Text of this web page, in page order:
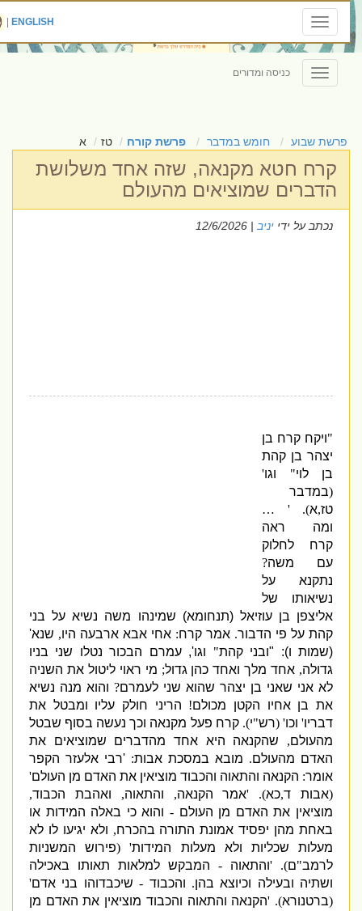
Toggle
navigation
ENGLISH
|
Toggle
navigation
כניסה ומדורים
פרשת שבוע חומש במדבר פרשת קורח טז א
קרח חטא מקנאה, שזה אחד משלושת
הדברים שמוציאים מהעולם
נכתב על ידייניב| 12/6/2026
ויקח קרח בן
יצהר בן קהת
בן לוי"
'
במדבר
,א). ' …
ומה ראה
קרח לחלוק
עם משה?
נתקנא על
נשיאותו של
אליצפן בן עוזיאל(תנחומא)שמינהו משה נשיא על בני
קהת על פי הדבור.אמר קרח:אחי אבא ארבעה היו,שנא'
שמות ו): " ובני קהת"וגו ',עמרם הבכור נטלו שני בניו
גדולה,אחד מלך ואחד כהן גדול;מי ראוי ליטול את השניה
לא אני שאני בן יצהר שהוא שני לעמרם?והוא מנה נשיא
את בן אחיו הקטן מכולם!הריני חולק עליו ומבטל את
דבריו'וכו' (רש"י).קרח פעל מקנאה וכך נעשה בסוף שבטל
מהעולם,שהקנאה היא אחד מהדברים שמוציאים את
האדם מהעולם.מובא במסכת אבות:
'רבי אלעזר הקפר
אומר: הקנאה והתאוה והכבוד מוציאין את האדם מן העולם'
אבות ד כא). ' אמר הקנאה,והתאוה,ואהבת הכבוד,
מוציאין את האדם מן העולם- והוא כי באלה המידות או
באחת מהן יפסיד אמונת התורה בהכרח,ולא יגיעו לו לא
מעלות שכליות ולא מעלות המידות' ( פירוש המשניות
לרמב"ם). 'והתאוה- המבקש למלאות תאותו באכילה
ושתיה ובעילה וכיוצא בהן.והכבוד- שיכבדוהו בני אדם'
ברטנורא). 'הקנאה והתאוה והכבוד מוציאין את האדם מן